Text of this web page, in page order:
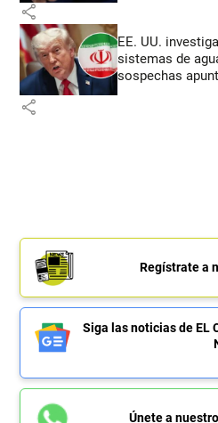
share
EE. UU.
sistemas de
sospechas
share
Regístrate a
Siga las noticias de EL
Únete a